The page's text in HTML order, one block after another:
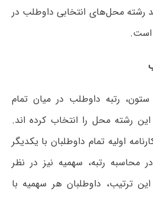
رشته محل‌های انتخابی داوطلب در
است.
رتبه داوطلب در میان تمام
رشته محل را انتخاب کرده اند.
اولیه تمام داوطلبان با یکدیگر
رتبه، سهمیه نیز در نظر
ترتیب، داوطلبان هر سهمیه با